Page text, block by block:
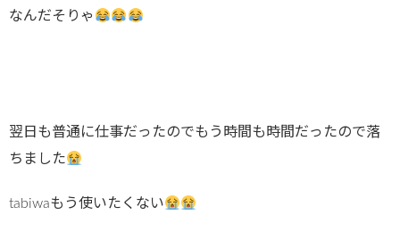
なんだそりゃ
翌日も普通に仕事だったのでもう時間も時間だったので落
ちました
tabiwaもう使いたくない